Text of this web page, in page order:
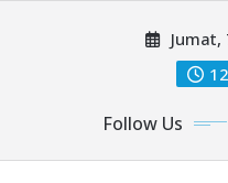
Follow Us